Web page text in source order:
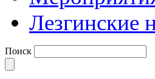
Лезгинские
Поиск